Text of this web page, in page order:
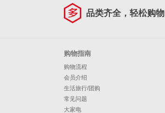
品类齐全，轻松购物
购物指南
购物流程
会员介绍
生活旅行/团购
常见问题
大家电